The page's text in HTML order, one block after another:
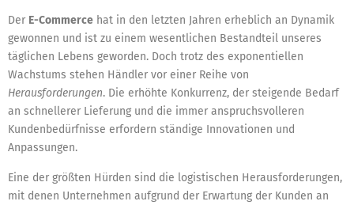
Der E-Commerce hat in den letzten Jahren erheblich an Dynamik
gewonnen und ist zu einem wesentlichen Bestandteil unseres
täglichen Lebens geworden. Doch trotz des exponentiellen
Wachstums stehen Händler vor einer Reihe von
Herausforderungen. Die erhöhte Konkurrenz, der steigende Bedarf
an schnellerer Lieferung und die immer anspruchsvolleren
Kundenbedürfnisse erfordern ständige Innovationen und
Anpassungen.
Eine der größten Hürden sind die logistischen Herausforderungen,
mit denen Unternehmen aufgrund der Erwartung der Kunden an